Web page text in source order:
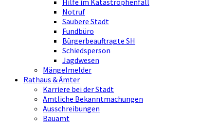
Notruf
Saubere Stadt
Fundbüro
Bürgerbeauftragte SH
Schiedsperson
Jagdwesen
Mängelmelder
Rathaus & Ämter
Karriere bei der Stadt
Amtliche Bekanntmachungen
Ausschreibungen
Bauamt